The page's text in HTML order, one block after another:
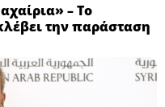
– Το
την παράσταση